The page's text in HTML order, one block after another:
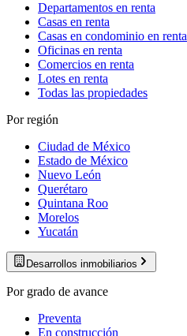
Departamentos en renta
Casas en renta
Casas en condominio en renta
Oficinas en renta
Comercios en renta
Lotes en renta
Todas las propiedades
Por región
Ciudad de México
Estado de México
Nuevo León
Querétaro
Quintana Roo
Morelos
Yucatán
Desarrollos inmobiliarios
Por grado de avance
Preventa
En construcción